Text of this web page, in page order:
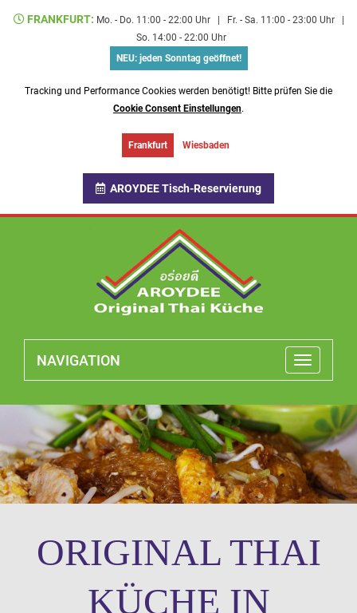
FRANKFURT: Mo. - Do. 11:00 - 22:00 Uhr| Fr. - Sa. 11:00 - 23:00 Uhr|
So. 14:00 - 22:00 Uhr
NEU: jeden Sonntag geöffnet!
Tracking und Performance Cookies werden benötigt! Bitte prüfen Sie die
Cookie Consent Einstellungen.
Frankfurt Wiesbaden
AROYDEE Tisch-Reservierung
NAVIGATION
Toggle
navigation
ORIGINAL THAI
KÜCHE IN